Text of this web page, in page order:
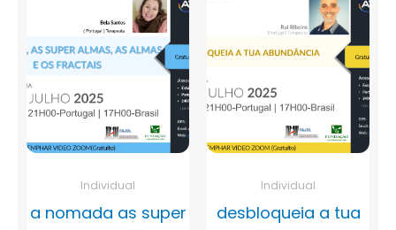
Individual
a nomada as super
Individual
desbloqueia a tua